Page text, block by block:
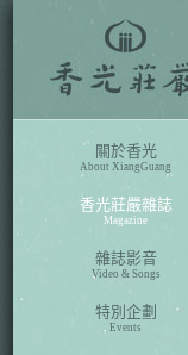
關於香光
About XiangGuang
香光莊嚴雜誌
Magazine
雜誌影音
Video & Songs
特別企劃
Events